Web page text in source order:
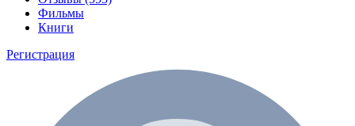
Фильмы
Книги
Регистрация